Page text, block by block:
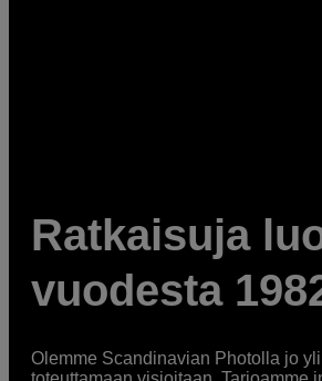
Ratkaisuja
vuodesta
Olemme Scandinavian Photolla jo